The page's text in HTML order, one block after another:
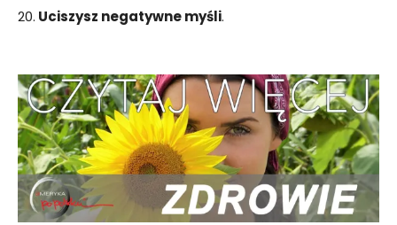
20. Uciszysz negatywne myśli.